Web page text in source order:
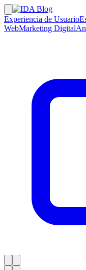
Experiencia de Usuario
WebMarketing Digital